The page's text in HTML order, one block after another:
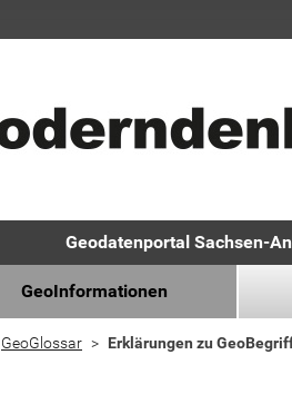
Geodatenportal Sachsen-
GeoInformationen
GeoGlossar Erklärungen zu